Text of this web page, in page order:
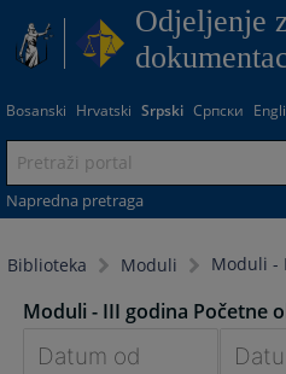
Odjeljenje
Bosanski Hrvatski Srpski Српски
Napredna pretraga
Biblioteka Moduli Moduli -
Moduli - III godina Početne